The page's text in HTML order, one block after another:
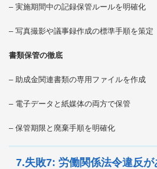
– 実施期間中の記録保管ルールを明確化
– 写真撮影や議事録作成の標準手順を策定
書類保管の徹底
– 助成金関連書類の専用ファイルを作成
– 電子データと紙媒体の両方で保管
– 保管期限と廃棄手順を明確化
7.失敗7: 労働関係法令違反が